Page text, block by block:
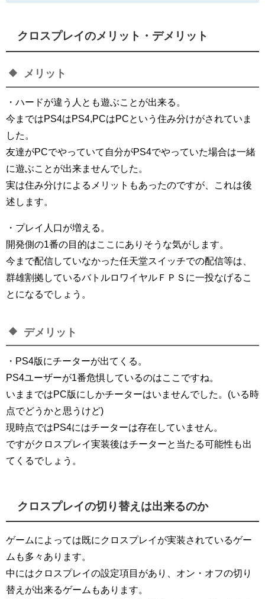
クロスプレイのメリット・デメリット
メリット
・ハードが違う人とも遊ぶことが出来る。
今まではPS4はPS4,PCはPCという住み分けがされていま
した。
友達がPCでやっていて自分がPS4でやっていた場合は一緒
に遊ぶことが出来ませんでした。
実は住み分けによるメリットもあったのですが、これは後
述します。
・プレイ人口が増える。
開発側の1番の目的はここにありそうな気がします。
今まで配信していなかった任天堂スイッチでの配信等は、
群雄割拠しているバトルロワイヤルＦＰＳに一投なげるこ
とになるでしょう。
デメリット
・PS4版にチーターが出てくる。
PS4ユーザーが1番危惧しているのはここですね。
いままではPC版にしかチーターはいませんでした。(いる時
点でどうかと思うけど)
現時点ではPS4にはチーターは存在していません。
ですがクロスプレイ実装後はチーターと当たる可能性も出
てくるでしょう。
クロスプレイの切り替えは出来るのか
ゲームによっては既にクロスプレイが実装されているゲー
ムも多々あります。
中にはクロスプレイの設定項目があり、オン・オフの切り
替えが出来るゲームもあります。